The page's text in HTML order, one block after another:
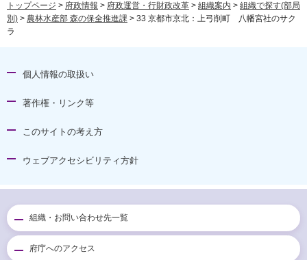
トップページ > 府政情報 > 府政運営・行財政改革 > 組織案内 > 組織で探す(部局
別) > 農林水産部 森の保全推進課 > 33 京都市京北：上弓削町 八幡宮社のサク
ラ
個人情報の取扱い
著作権・リンク等
このサイトの考え方
ウェブアクセシビリティ方針
組織・お問い合わせ先一覧
府庁へのアクセス